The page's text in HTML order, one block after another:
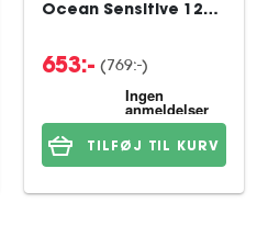
Ocean Sensitive 12
653:- (769:-)
TILFØJ TIL KURV